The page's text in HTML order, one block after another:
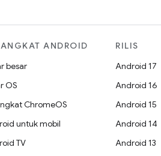
ANDROID
besar
OS
ChromeOS
untuk mobil
TV
RILIS
Android 17
Android 16
Android 15
Android 14
Android 13